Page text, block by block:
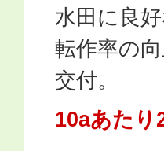
水田に良
転作率の
交付。
10aあたり